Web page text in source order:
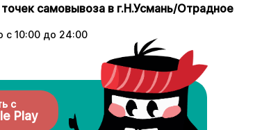
точек самовывоза в г.Н.Усмань/Отрадное
с 10:00 до 24:00
с
Play